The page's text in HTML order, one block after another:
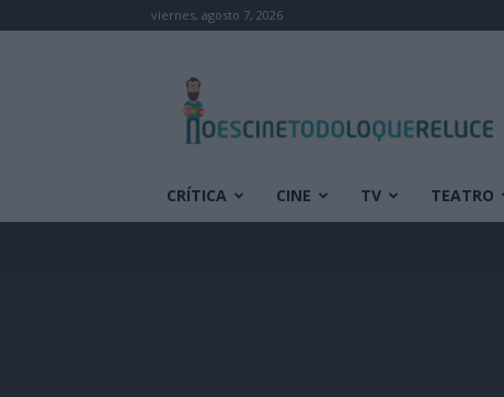
viernes, agosto 7, 2026
cine
todo
que
CRÍTICA CINE TV TEATRO